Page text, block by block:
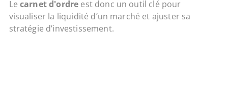
Le carnet d'ordre est donc un outil clé pour
visualiser la liquidité d’un marché et ajuster sa
stratégie d’investissement.